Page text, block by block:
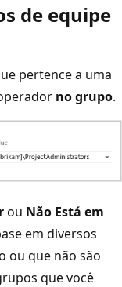
de equipe
pertence a uma
no grupo.
ou Não Está em
em diversos
ou que não são
que você